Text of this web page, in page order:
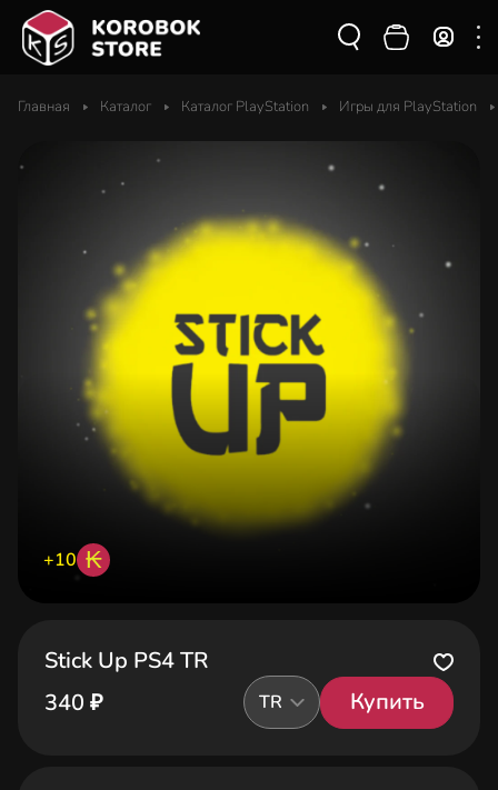
Главная Каталог Каталог PlayStation Игры для PlayStation
+10 ₭
Stick Up PS4 TR
340 ₽
TR Купить